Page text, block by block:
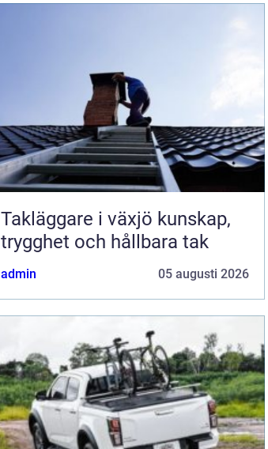
Takläggare i växjö kunskap,
trygghet och hållbara tak
admin 05 augusti 2026